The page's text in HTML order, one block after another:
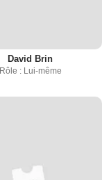
David Brin
Rôle : Lui-même